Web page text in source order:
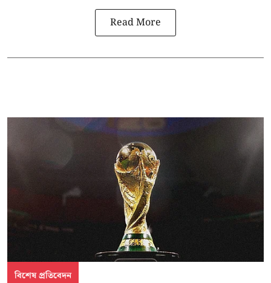
Read More
বিশেষ প্রতিবেদন